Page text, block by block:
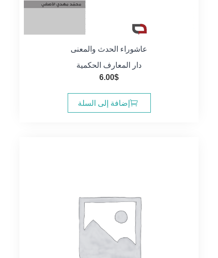
عاشوراء الحدث والمعنى
دار المعارف الحكمية
6.00$
إضافة إلى السلة